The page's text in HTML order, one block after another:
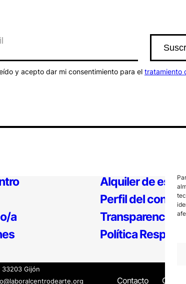
y acepto dar mi consentimiento para el tratamiento
a
Alquiler de
Perfil del
Transparencia
Política
33203 Gijón
Contacto Canal